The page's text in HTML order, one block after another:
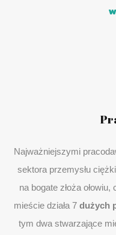
Najważniejszymi
sektora przemysłu
na bogate złoża
mieście działa 7 dużych
tym dwa stwarzające